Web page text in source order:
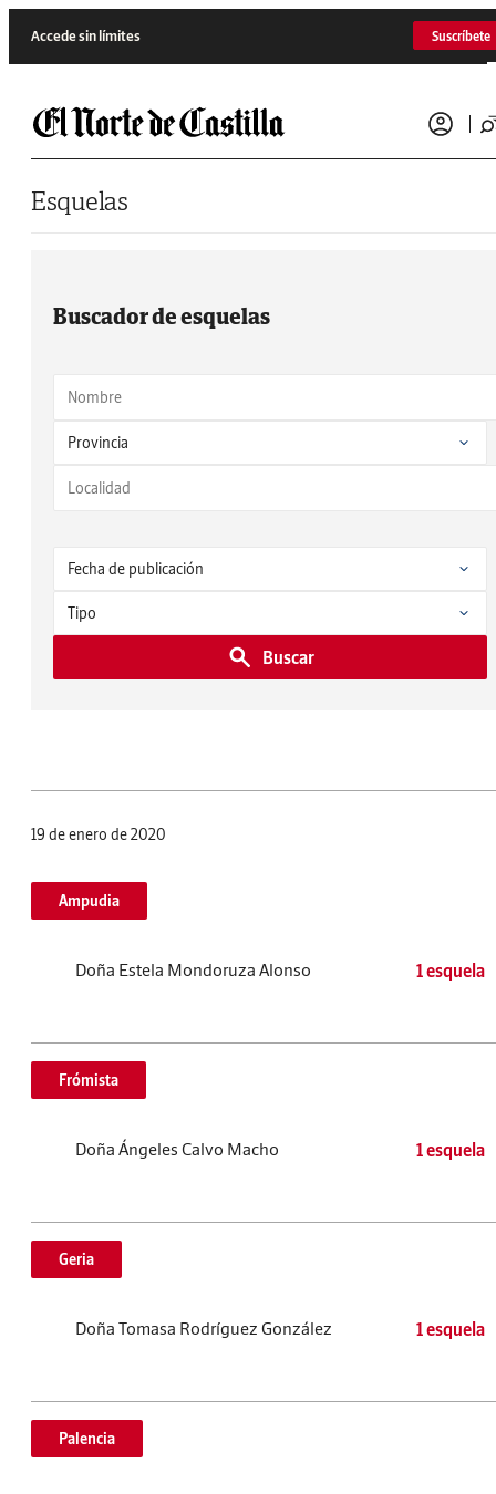
Accede sin límites Suscríbete
Esquelas
Buscador de esquelas
Buscar
19 de enero de 2020
Ampudia
Doña Estela Mondoruza Alonso 1 esquela
Frómista
Doña Ángeles Calvo Macho 1 esquela
Geria
Doña Tomasa Rodríguez González 1 esquela
Palencia